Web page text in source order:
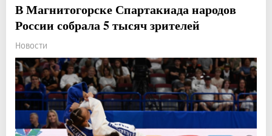
В Магнитогорске Спартакиада народов
России собрала 5 тысяч зрителей
Новости